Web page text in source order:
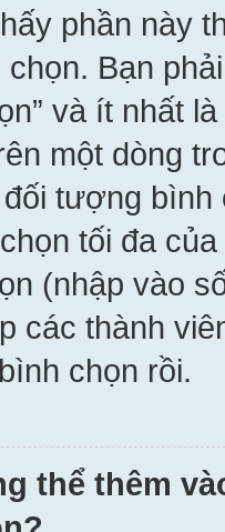
phần này
Bạn
và ít nhất
một dòng
tượng
tối đa
(nhập vào
các thành
chọn rồi.
thể thêm